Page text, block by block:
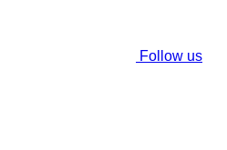
Follow us